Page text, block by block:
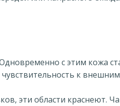
с этим кожа
к
эти области краснеют.